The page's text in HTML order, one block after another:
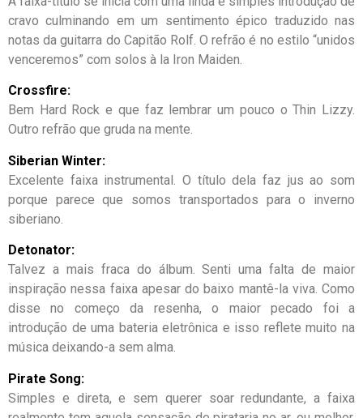
cravo culminando em um sentimento épico traduzido nas
notas da guitarra do Capitão Rolf. O refrão é no estilo “unidos
venceremos” com solos à la Iron Maiden.
Crossfire:
Bem Hard Rock e que faz lembrar um pouco o Thin Lizzy.
Outro refrão que gruda na mente.
Siberian Winter:
Excelente faixa instrumental. O título dela faz jus ao som
porque parece que somos transportados para o inverno
siberiano.
Detonator:
Talvez a mais fraca do álbum. Senti uma falta de maior
inspiração nessa faixa apesar do baixo mantê-la viva. Como
disse no começo da resenha, o maior pecado foi a
introdução de uma bateria eletrônica e isso reflete muito na
música deixando-a sem alma.
Pirate Song:
Simples e direta, e sem querer soar redundante, a faixa